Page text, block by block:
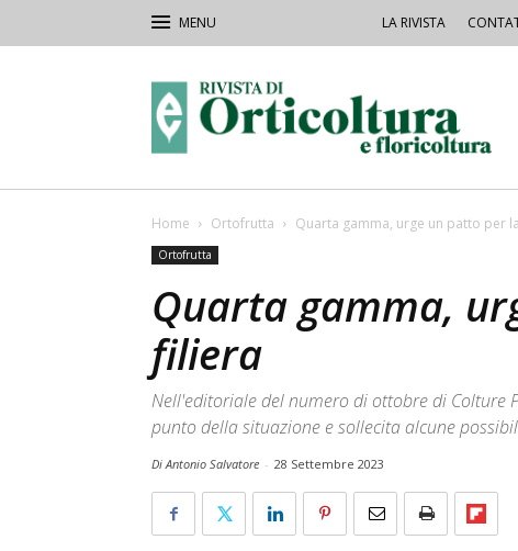
LA RIVISTA
Orticoltura
Home Ortofrutta Quarta gamma, urge un patto per
Ortofrutta
Quarta gamma,
filiera
Nell'editoriale del numero di ottobre di
punto della situazione e sollecita alcune
Di Antonio Salvatore - 28 Settembre 2023